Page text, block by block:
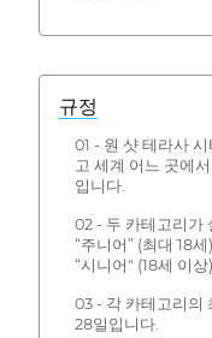
규정
01 - 원 샷 테라사
고 세계 어느 곳에
입니다.
02 - 두 카테고리가
“주니어” (최대 18세)
“시니어" (18세 이상)
03 - 각 카테고리의
28일입니다.